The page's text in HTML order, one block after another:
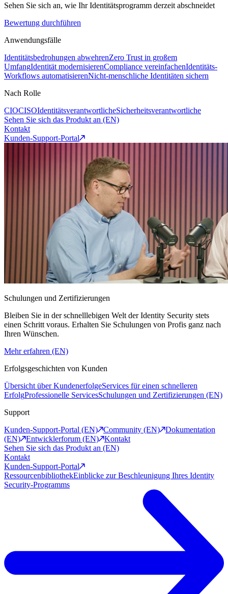
Sehen Sie sich an, wie Ihr Identitätsprogramm derzeit abschneidet
Bewertung durchführen
Anwendungsfälle
Identitätsbedrohungen abwehrenZero Trust in großem
UmfangIdentität modernisierenCompliance vereinfachenIdentitäts-
Workflows automatisierenNicht-menschliche Identitäten sichern
Nach Rolle
CIOCISOIdentitätsverantwortlicheSicherheitsverantwortliche
Sehen Sie sich das Produkt an (EN)
Kontakt
Kunden-Support-Portal
Schulungen und Zertifizierungen
Bleiben Sie in der schnelllebigen Welt der Identity Security stets
einen Schritt voraus. Erhalten Sie Schulungen von Profis ganz nach
Ihren Wünschen.
Mehr erfahren (EN)
Erfolgsgeschichten von Kunden
Übersicht über KundenerfolgeServices für einen schnelleren
ErfolgProfessionelle ServicesSchulungen und Zertifizierungen (EN)
Support
Kunden-Support-Portal (EN)
Community (EN)
Dokumentation
(EN)
Entwicklerforum (EN)
Kontakt
Sehen Sie sich das Produkt an (EN)
Kontakt
Kunden-Support-Portal
RessourcenbibliothekEinblicke zur Beschleunigung Ihres Identity
Security-Programms